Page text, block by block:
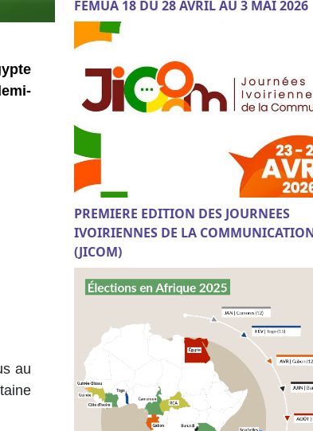
au
FEMUA 18 DU 28 AVRIL AU 3 MAI 2026
PREMIERE EDITION DES JOURNEES
IVOIRIENNES DE LA
(JICOM)